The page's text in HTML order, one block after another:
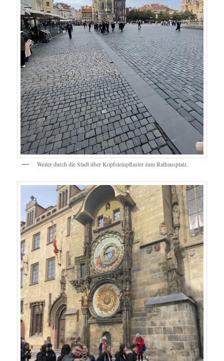
Weiter durch die Stadt über Kopfsteinpflaster zum Rathausplatz.